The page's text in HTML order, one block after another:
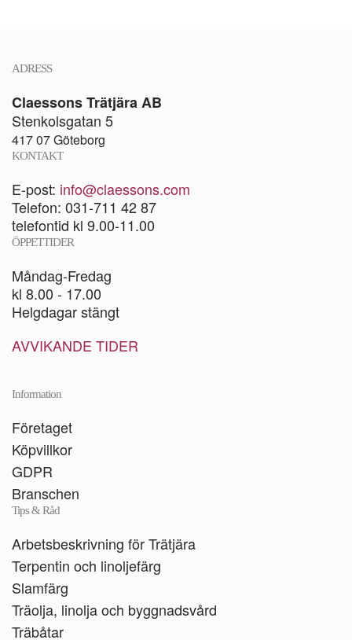
ADRESS
Claessons Trätjära AB
Stenkolsgatan 5
417 07 Göteborg
KONTAKT
E-post: info@claessons.com
Telefon: 031-711 42 87
telefontid kl 9.00-11.00
ÖPPETTIDER
Måndag-Fredag
kl 8.00 - 17.00
Helgdagar stängt
AVVIKANDE TIDER
Information
Företaget
Köpvillkor
GDPR
Branschen
Tips & Råd
Arbetsbeskrivning för Trätjära
Terpentin och linoljefärg
Slamfärg
Träolja, linolja och byggnadsvård
Träbåtar